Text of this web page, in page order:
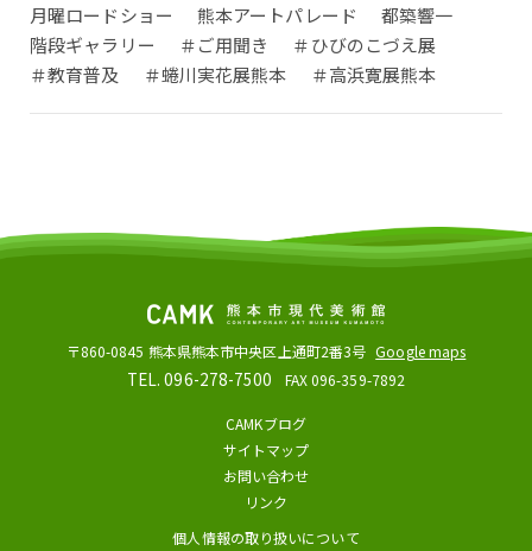
月曜ロードショー
熊本アートパレード
都築響一
階段ギャラリー
＃ご用聞き
＃ひびのこづえ展
＃教育普及
＃蜷川実花展熊本 ＃高浜寛展熊本
〒860-0845 熊本県熊本市中央区上通町2番3号 Google maps
TEL. 096-278-7500 FAX 096-359-7892
CAMKブログ
サイトマップ
お問い合わせ
リンク
個人情報の取り扱いについて